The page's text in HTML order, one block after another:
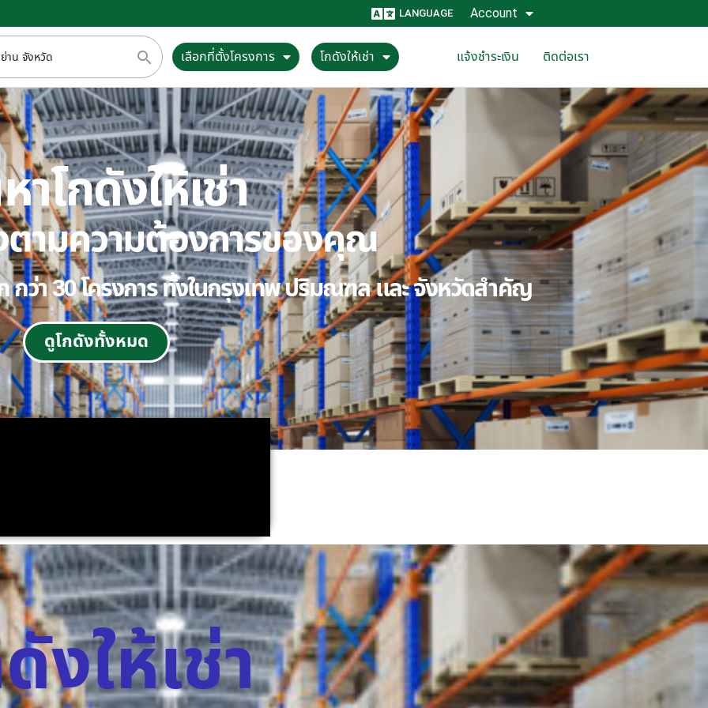
LANGUAGE Account
เลือกที่ตั้งโครงการ โกดังให้เช่า แจ้งชำระเงิน ติดต่อเรา
โกดังให้เช่า
ตามความต้องการของคุณ
กว่า 30 โครงการ ทั้งในกรุงเทพ ปริมณฑล และ จังหวัดสำคัญ
ดูโกดังทั้งหมด
งให้เช่า